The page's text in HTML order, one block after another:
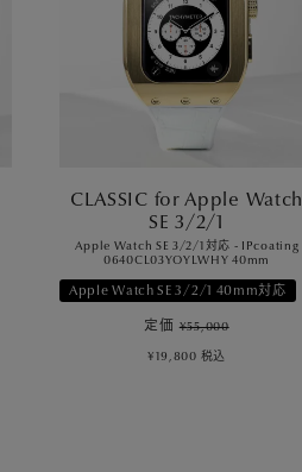
CLASSIC for Apple Watch
SE 3/2/1
Apple Watch SE 3/2/1対応 - IPcoating
0640CL03YOYLWHY 40mm
Apple Watch SE 3/2/1 40mm対応
定価 ¥55,000
¥19,800 税込